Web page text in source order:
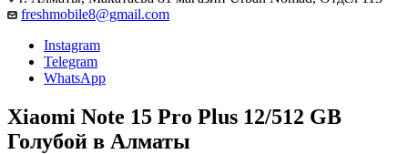
freshmobile8@gmail.com
Instagram
Telegram
WhatsApp
Xiaomi Note 15 Pro Plus 12/512 GB
Голубой в Алматы